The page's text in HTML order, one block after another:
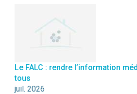
Le FALC : rendre l’information
tous
juil. 2026